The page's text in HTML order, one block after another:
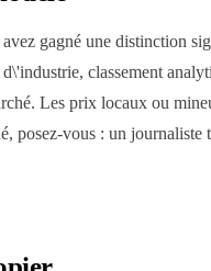
gagné une distinction
classement
Les prix locaux ou
posez-vous : un journaliste